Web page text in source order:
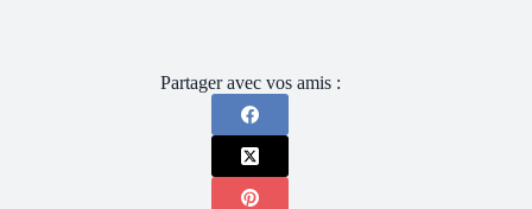
Partager avec vos amis :